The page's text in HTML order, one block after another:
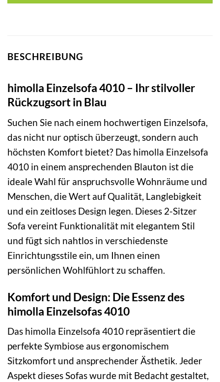
BESCHREIBUNG
himolla Einzelsofa 4010 – Ihr stilvoller
Rückzugsort in Blau
Suchen Sie nach einem hochwertigen Einzelsofa,
das nicht nur optisch überzeugt, sondern auch
höchsten Komfort bietet? Das himolla Einzelsofa
4010 in einem ansprechenden Blauton ist die
ideale Wahl für anspruchsvolle Wohnräume und
Menschen, die Wert auf Qualität, Langlebigkeit
und ein zeitloses Design legen. Dieses 2-Sitzer
Sofa vereint Funktionalität mit elegantem Stil
und fügt sich nahtlos in verschiedenste
Einrichtungsstile ein, um Ihnen einen
persönlichen Wohlfühlort zu schaffen.
Komfort und Design: Die Essenz des
himolla Einzelsofas 4010
Das himolla Einzelsofa 4010 repräsentiert die
perfekte Symbiose aus ergonomischem
Sitzkomfort und ansprechender Ästhetik. Jeder
Aspekt dieses Sofas wurde mit Bedacht gestaltet,